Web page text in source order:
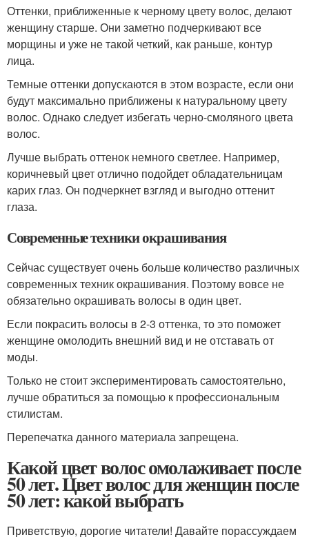
Оттенки, приближенные к черному цвету волос, делают
женщину старше. Они заметно подчеркивают все
морщины и уже не такой четкий, как раньше, контур
лица.
Темные оттенки допускаются в этом возрасте, если они
будут максимально приближены к натуральному цвету
волос. Однако следует избегать черно-смоляного цвета
волос.
Лучше выбрать оттенок немного светлее. Например,
коричневый цвет отлично подойдет обладательницам
карих глаз. Он подчеркнет взгляд и выгодно оттенит
глаза.
Современные техники окрашивания
Сейчас существует очень больше количество различных
современных техник окрашивания. Поэтому вовсе не
обязательно окрашивать волосы в один цвет.
Если покрасить волосы в 2-3 оттенка, то это поможет
женщине омолодить внешний вид и не отставать от
моды.
Только не стоит экспериментировать самостоятельно,
лучше обратиться за помощью к профессиональным
стилистам.
Перепечатка данного материала запрещена.
Какой цвет волос омолаживает после
50 лет. Цвет волос для женщин после
50 лет: какой выбрать
Приветствую, дорогие читатели! Давайте порассуждаем